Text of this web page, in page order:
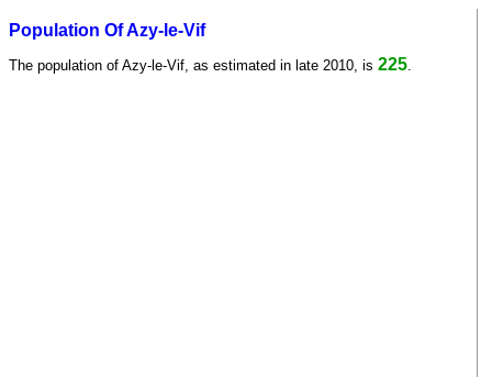
Population Of Azy-le-Vif
The population of Azy-le-Vif, as estimated in late 2010, is 225